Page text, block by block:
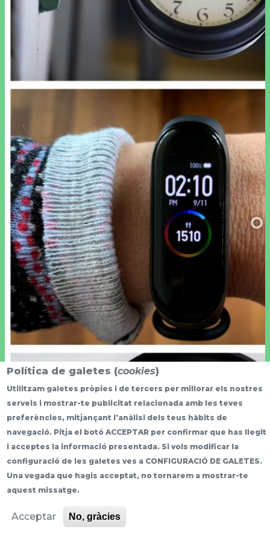
Política de galetes (cookies)
Utilitzam galetes pròpies i de tercers per millorar els nostres
serveis i mostrar-te publicitat relacionada amb les teves
preferències, mitjançant l’anàlisi dels teus hàbits de
navegació. Pitja el botó ACCEPTAR per confirmar que has llegit
i acceptes la informació presentada. Si vols modificar la
configuració de les galetes ves a CONFIGURACIÓ DE GALETES.
Una vegada que hagis acceptat, no tornarem a mostrar-te
aquest missatge.
Acceptar No, gràcies